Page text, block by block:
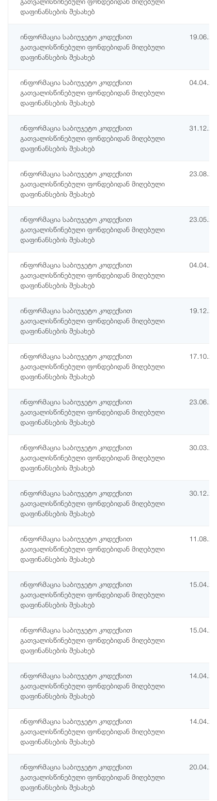
დაფინანსების შესახებ
ინფორმაცია საბიუჯეტო კოდექსით
გათვალისწინებული ფონდებიდან მიღებული
დაფინანსების შესახებ
ინფორმაცია საბიუჯეტო კოდექსით
გათვალისწინებული ფონდებიდან მიღებული
დაფინანსების შესახებ
ინფორმაცია საბიუჯეტო კოდექსით
გათვალისწინებული ფონდებიდან მიღებული
დაფინანსების შესახებ
ინფორმაცია საბიუჯეტო კოდექსით
გათვალისწინებული ფონდებიდან მიღებული
დაფინანსების შესახებ
ინფორმაცია საბიუჯეტო კოდექსით
გათვალისწინებული ფონდებიდან მიღებული
დაფინანსების შესახებ
ინფორმაცია საბიუჯეტო კოდექსით
გათვალისწინებული ფონდებიდან მიღებული
დაფინანსების შესახებ
ინფორმაცია საბიუჯეტო კოდექსით
გათვალისწინებული ფონდებიდან მიღებული
დაფინანსების შესახებ
ინფორმაცია საბიუჯეტო კოდექსით
გათვალისწინებული ფონდებიდან მიღებული
დაფინანსების შესახებ
ინფორმაცია საბიუჯეტო კოდექსით
გათვალისწინებული ფონდებიდან მიღებული
დაფინანსების შესახებ
ინფორმაცია საბიუჯეტო კოდექსით
გათვალისწინებული ფონდებიდან მიღებული
დაფინანსების შესახებ
ინფორმაცია საბიუჯეტო კოდექსით
გათვალისწინებული ფონდებიდან მიღებული
დაფინანსების შესახებ
ინფორმაცია საბიუჯეტო კოდექსით
გათვალისწინებული ფონდებიდან მიღებული
დაფინანსების შესახებ
ინფორმაცია საბიუჯეტო კოდექსით
გათვალისწინებული ფონდებიდან მიღებული
დაფინანსების შესახებ
ინფორმაცია საბიუჯეტო კოდექსით
გათვალისწინებული ფონდებიდან მიღებული
დაფინანსების შესახებ
ინფორმაცია საბიუჯეტო კოდექსით
გათვალისწინებული ფონდებიდან მიღებული
დაფინანსების შესახებ
ინფორმაცია საბიუჯეტო კოდექსით
გათვალისწინებული ფონდებიდან მიღებული
დაფინანსების შესახებ
ინფორმაცია საბიუჯეტო კოდექსით
გათვალისწინებული ფონდებიდან მიღებული
დაფინანსების შესახებ